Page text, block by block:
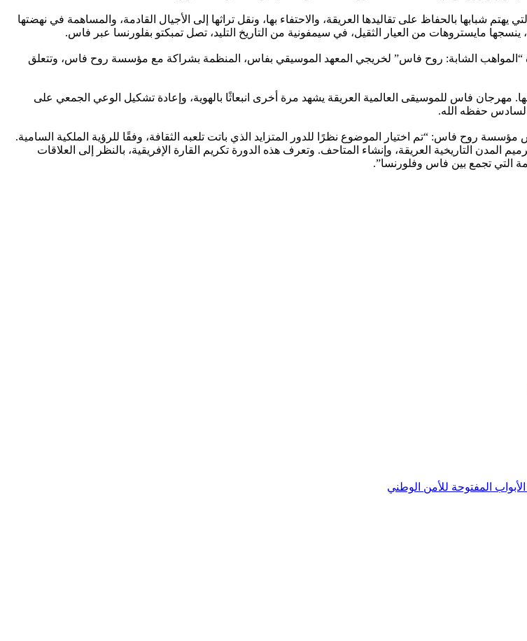
التي يهتم شبابها بالحفاظ على تقاليدها العريقة، والاحتفاء بها، ونقل تراثها إلى الأجيال القادمة، والمساهمة في نهضتها
“المواهب الشابة: روح فاس” لخريجي المعهد الموسيقي بفاس، المنظمة بشراكة مع مؤسسة روح فاس، وتتعلق
فاس للموسيقى العالمية العريقة يشهد مرة أخرى انبعاثًا بالهوية، وإعادة تشكيل الوعي الجمعي على
حفظه الله.
روح فاس: “تم اختيار الموضوع نظرًا للدور المتزايد الذي باتت تلعبه الثقافة، وفقًا للرؤية الملكية السامية.
التاريخية العريقة، وإنشاء المتاحف. وتعرف هذه الدورة تكريم القارة الإفريقية، بالنظر إلى العلاقات
التي تجمع بين فاس وفلورنسا”.
المفتوحة للأمن الوطني